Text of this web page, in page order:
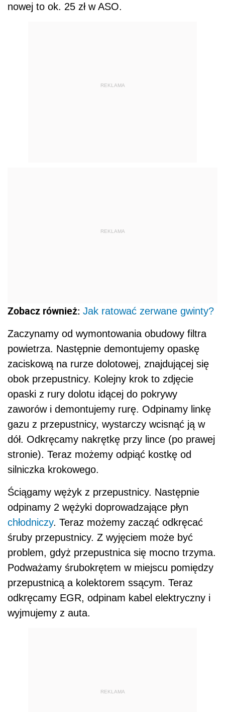
nowej to ok. 25 zł w ASO.
REKLAMA
REKLAMA
Zobacz również: Jak ratować zerwane gwinty?
Zaczynamy od wymontowania obudowy filtra
powietrza. Następnie demontujemy opaskę
zaciskową na rurze dolotowej, znajdującej się
obok przepustnicy. Kolejny krok to zdjęcie
opaski z rury dolotu idącej do pokrywy
zaworów i demontujemy rurę. Odpinamy linkę
gazu z przepustnicy, wystarczy wcisnąć ją w
dół. Odkręcamy nakrętkę przy lince (po prawej
stronie). Teraz możemy odpiąć kostkę od
silniczka krokowego.
Ściągamy wężyk z przepustnicy. Następnie
odpinamy 2 wężyki doprowadzające płyn
chłodniczy. Teraz możemy zacząć odkręcać
śruby przepustnicy. Z wyjęciem może być
problem, gdyż przepustnica się mocno trzyma.
Podważamy śrubokrętem w miejscu pomiędzy
przepustnicą a kolektorem ssącym. Teraz
odkręcamy EGR, odpinam kabel elektryczny i
wyjmujemy z auta.
REKLAMA